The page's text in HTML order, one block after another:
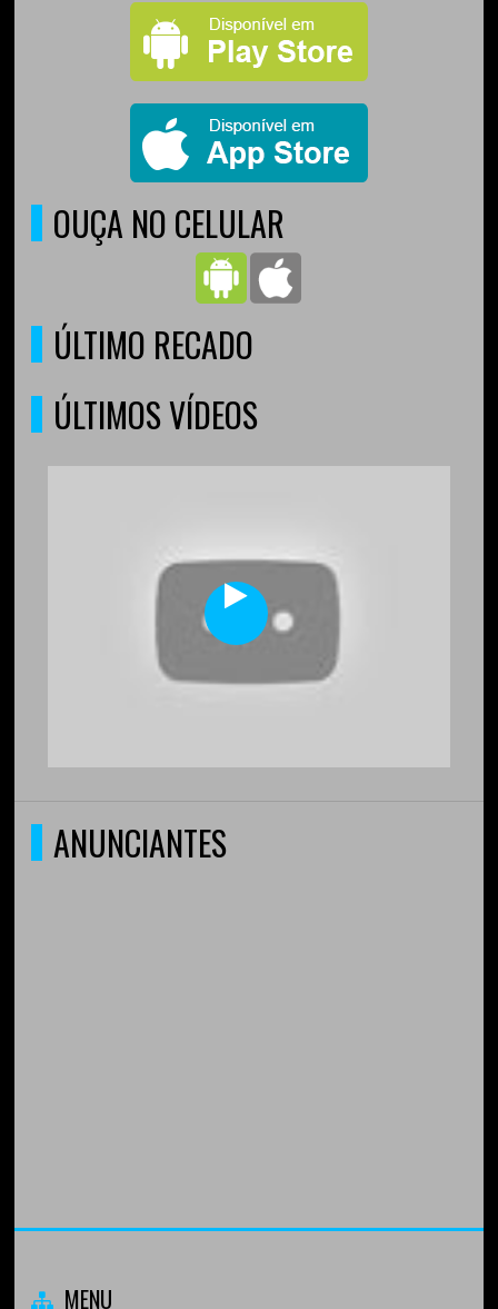
OUÇA NO CELULAR
ÚLTIMO RECADO
ÚLTIMOS VÍDEOS
ANUNCIANTES
MENU